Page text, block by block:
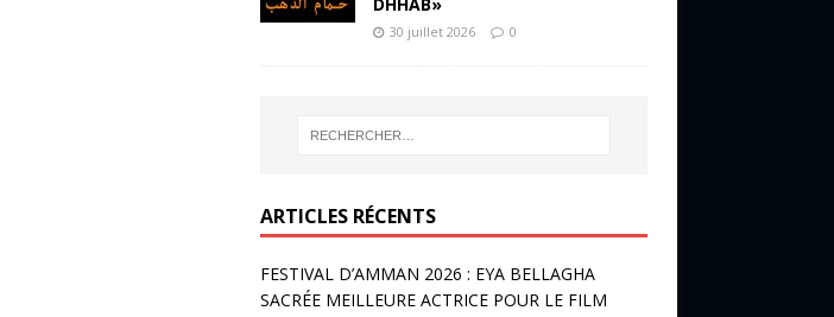
30 juillet 2026 0
ARTICLES RÉCENTS
FESTIVAL D’AMMAN 2026 : EYA BELLAGHA
SACRÉE MEILLEURE ACTRICE POUR LE FILM